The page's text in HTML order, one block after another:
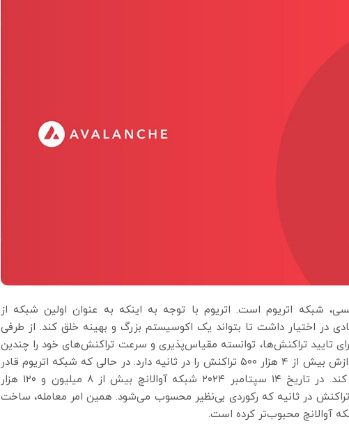
شبکه اتریوم است. اتریوم با توجه به اینکه به عنوان اولین شبکه از
در اختیار داشت تا بتواند یک اکوسیستم بزرگ و بهینه خلق کند. از طرفی
تایید تراکنش‌ها، توانسته مقیاس‌پذیری و سرعت تراکنش‌های خود را چندین
برابر بیشتر از اتریوم کند. آوالانچ توانایی پردازش بیش از ۴ هزار ۵۰۰ تراکنش را در ثانیه دارد. در حالی که شبکه اتریوم قادر
است تنها ۱۴ تراکنش را در ثانیه پردازش کند. در تاریخ ۱۴ سپتامبر ۲۰۲۴ شبکه آوالانچ بیش از ۸ میلیون و ۱۲۰ هزار
را پردازش کرد؛ چیزی حدود ۱۳ هزار تراکنش در ثانیه که رکوردی بی‌نظیر محسوب می‌شود. همین امر معامله، ساخت